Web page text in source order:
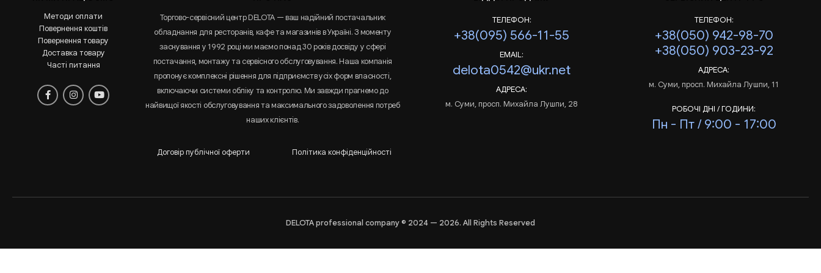
Методи оплати
Повернення коштів
Повернення товару
Доставка товару
Часті питання
Торгово-сервісний центр DELOTA — ваш надійний постачальник
обладнання для ресторанів, кафе та магазинів в Україні. З моменту
заснування у 1992 році ми маємо понад 30 років досвіду у сфері
постачання, монтажу та сервісного обслуговування. Наша компанія
пропонує комплексні рішення для підприємств усіх форм власності,
включаючи системи обліку та контролю. Ми завжди прагнемо до
найвищої якості обслуговування та максимального задоволення потреб
наших клієнтів.
Договір публічної оферти Політика конфіденційності
ТЕЛЕФОН:
+38(095) 566-11-55
EMAIL:
delota0542@ukr.net
АДРЕСА:
м. Суми, просп. Михайла Лушпи, 28
ТЕЛЕФОН:
+38(050) 942-98-70
+38(050) 903-23-92
АДРЕСА:
м. Суми, просп. Михайла Лушпи, 11
РОБОЧІ ДНІ / ГОДИНИ:
Пн - Пт / 9:00 - 17:00
DELOTA professional company © 2024 — 2026. All Rights Reserved